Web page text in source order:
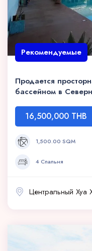
Рекомендуемые
Продается
бассейном в
16,500,000 THB
1,500.00 SQM
4 Спальня
Центральный Хуа